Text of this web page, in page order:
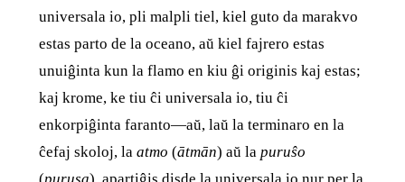
universala io, pli malpli tiel, kiel guto da marakvo
estas parto de la oceano, aŭ kiel fajrero estas
unuiĝinta kun la flamo en kiu ĝi originis kaj estas;
kaj krome, ke tiu ĉi universala io, tiu ĉi
enkorpiĝinta faranto—aŭ, laŭ la terminaro en la
ĉefaj skoloj, la atmo (ātmān) aŭ la puruŝo